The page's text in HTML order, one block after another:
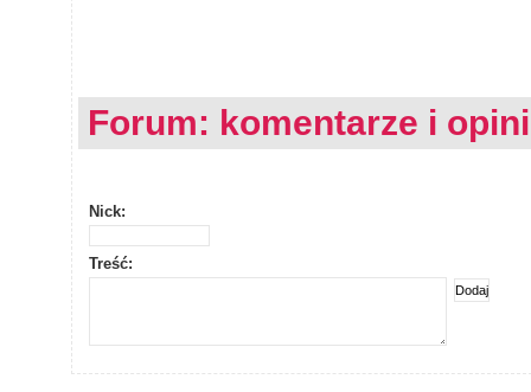
Forum: komentarze i
Nick:
Treść: